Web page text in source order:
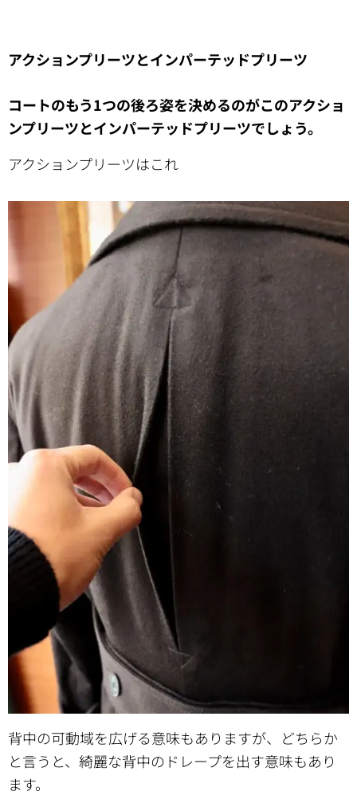
アクションプリーツとインパーテッドプリーツ
コートのもう1つの後ろ姿を決めるのがこのアクショ
ンプリーツとインパーテッドプリーツでしょう。
アクションプリーツはこれ
背中の可動域を広げる意味もありますが、どちらか
と言うと、綺麗な背中のドレープを出す意味もあり
ます。